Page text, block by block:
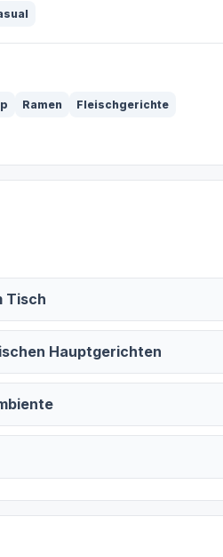
Ramen
Fleischgerichte
Tisch
Hauptgerichten